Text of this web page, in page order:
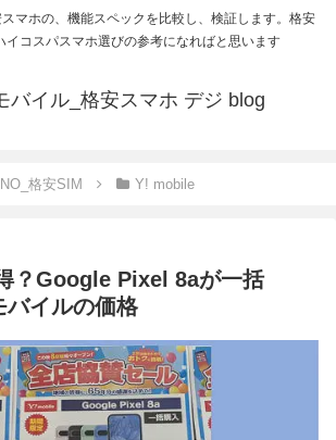
マホの、機能スペックを比較し、検証します。格安
イコスパスマホ選びの参考になればと思います
バイル_格安スマホ デジ blog
格安SIM Y! mobile
？Google Pixel 8aが一括
バイルの価格